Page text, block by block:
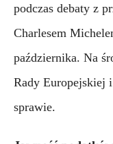
podczas debaty z
Charlesem
października. Na
Rady Europejskiej
sprawie.